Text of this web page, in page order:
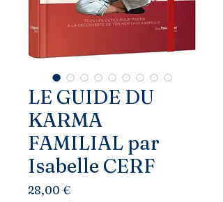
LE GUIDE DU
KARMA
FAMILIAL par
Isabelle CERF
28,00 €Prix